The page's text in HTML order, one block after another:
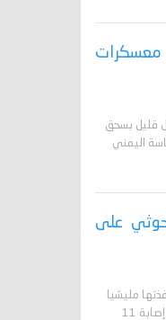
معسكرات
قليل بسحق
اليمني
حوثي على
مليشيا
الحوثي على منطقة نجران في السعودية، أسفرت عن إصابة 11